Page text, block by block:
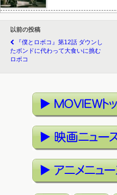
以前の投稿
『僕とロボコ』第12話 ダウンし
たボンドに代わって大食いに挑む
ロボコ